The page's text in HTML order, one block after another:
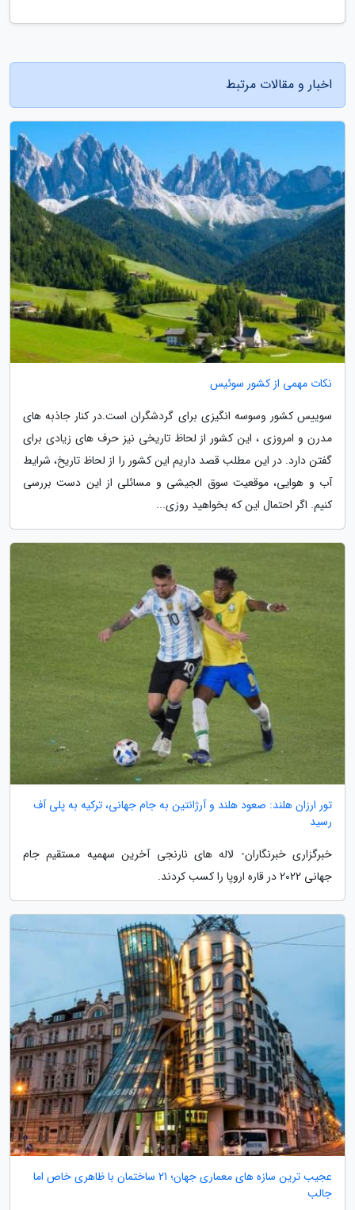
اخبار و مقالات مرتبط
نکات مهمی از کشور سوئیس
سوییس کشور وسوسه انگیزی برای گردشگران است.در کنار جاذبه های
مدرن و امروزی ، این کشور از لحاظ تاریخی نیز حرف های زیادی برای
گفتن دارد. در این مطلب قصد داریم این کشور را از لحاظ تاریخ، شرایط
آب و هوایی، موقعیت سوق الجیشی و مسائلی از این دست بررسی
کنیم. اگر احتمال این که بخواهید روزی...
تور ارزان هلند: صعود هلند و آرژانتین به جام جهانی، ترکیه به پلی آف
رسید
خبرگزاری خبرنگاران- لاله های نارنجی آخرین سهمیه مستقیم جام
جهانی 2022 در قاره اروپا را کسب کردند.
عجیب ترین سازه های معماری جهان؛ 21 ساختمان با ظاهری خاص اما
جالب